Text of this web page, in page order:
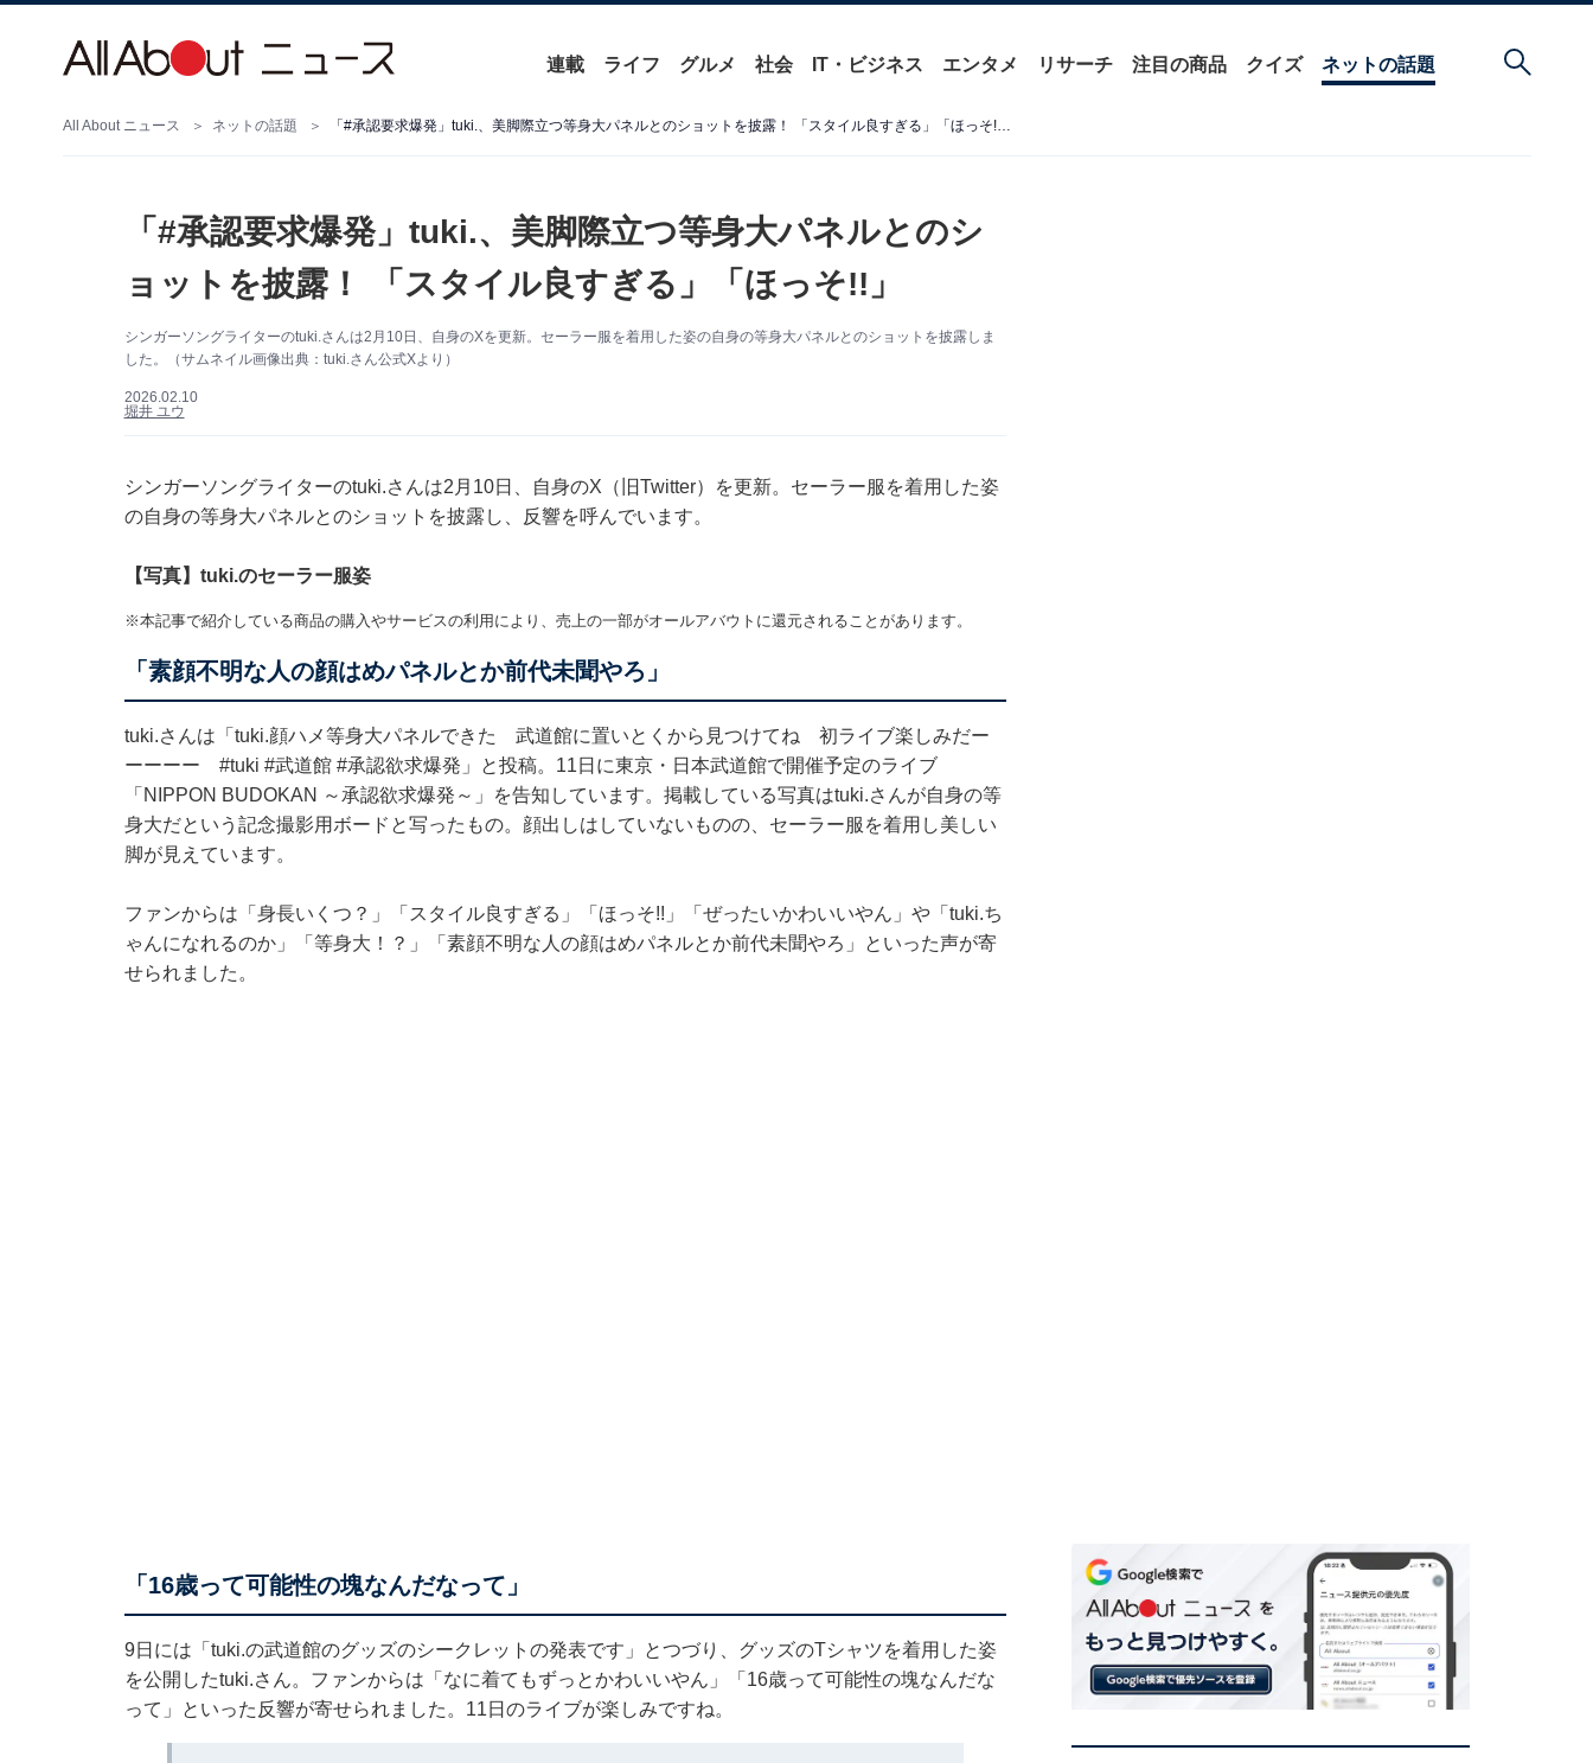
連載 ライフ グルメ 社会 IT・ビジネス エンタメ リサーチ 注目の商品 クイズ ネットの話題
All About ニュース ネットの話題 「#承認要求爆発」tuki.、美脚際立つ等身大パネルとのショットを披露！ 「スタイル良すぎる」「ほっそ!!」
「#承認要求爆発」tuki.、美脚際立つ等身大パネルとのシ
ョットを披露！ 「スタイル良すぎる」「ほっそ!!」
シンガーソングライターのtuki.さんは2月10日、自身のXを更新。セーラー服を着用した姿の自身の等身大パネルとのショットを披露しま
した。（サムネイル画像出典：tuki.さん公式Xより）
2026.02.10
堀井 ユウ
シンガーソングライターのtuki.さんは2月10日、自身のX（旧Twitter）を更新。セーラー服を着用した姿
の自身の等身大パネルとのショットを披露し、反響を呼んでいます。
【写真】tuki.のセーラー服姿
※本記事で紹介している商品の購入やサービスの利用により、売上の一部がオールアバウトに還元されることがあります。
「素顔不明な人の顔はめパネルとか前代未聞やろ」
tuki.さんは「tuki.顔ハメ等身大パネルできた 武道館に置いとくから見つけてね 初ライブ楽しみだー
ーーーー #tuki #武道館 #承認欲求爆発」と投稿。11日に東京・日本武道館で開催予定のライブ
「NIPPON BUDOKAN ～承認欲求爆発～」を告知しています。掲載している写真はtuki.さんが自身の等
身大だという記念撮影用ボードと写ったもの。顔出しはしていないものの、セーラー服を着用し美しい
脚が見えています。
ファンからは「身長いくつ？」「スタイル良すぎる」「ほっそ!!」「ぜったいかわいいやん」や「tuki.ち
ゃんになれるのか」「等身大！？」「素顔不明な人の顔はめパネルとか前代未聞やろ」といった声が寄
せられました。
「16歳って可能性の塊なんだなって」
9日には「tuki.の武道館のグッズのシークレットの発表です」とつづり、グッズのTシャツを着用した姿
を公開したtuki.さん。ファンからは「なに着てもずっとかわいいやん」「16歳って可能性の塊なんだな
って」といった反響が寄せられました。11日のライブが楽しみですね。